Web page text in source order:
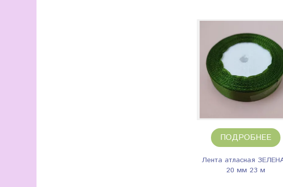
ПОДРОБНЕЕ
Лента атласная
20 мм 23 м